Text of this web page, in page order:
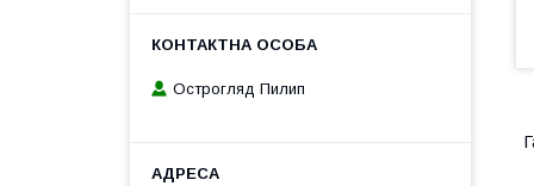
Острогляд Пилип